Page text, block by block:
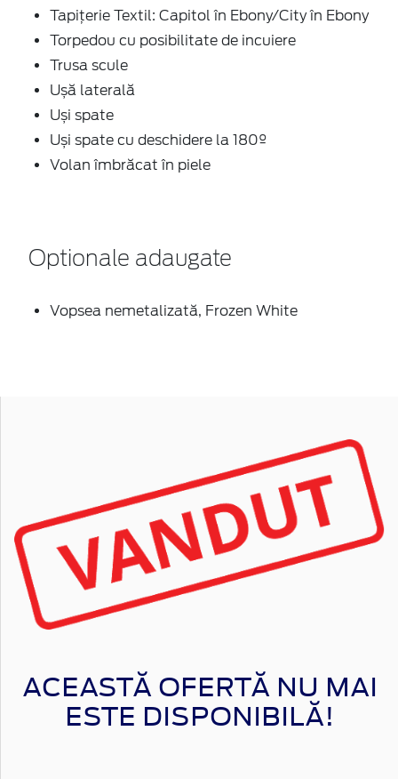
Tapițerie Textil: Capitol în Ebony/City în Ebony
Torpedou cu posibilitate de incuiere
Trusa scule
Ușă laterală
Uși spate
Uși spate cu deschidere la 180º
Volan îmbrăcat în piele
Optionale adaugate
Vopsea nemetalizată, Frozen White
ACEASTĂ OFERTĂ NU MAI
ESTE DISPONIBILĂ!